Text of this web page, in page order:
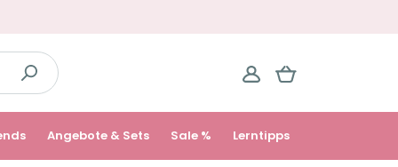
Angebote & Sets Sale % Lerntipps